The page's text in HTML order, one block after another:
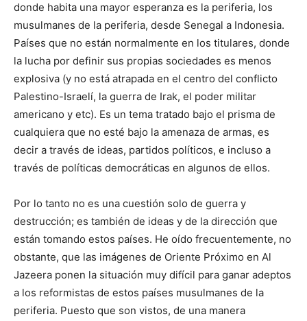
donde habita una mayor esperanza es la periferia, los
musulmanes de la periferia, desde Senegal a Indonesia.
Países que no están normalmente en los titulares, donde
la lucha por definir sus propias sociedades es menos
explosiva (y no está atrapada en el centro del conflicto
Palestino-Israelí, la guerra de Irak, el poder militar
americano y etc). Es un tema tratado bajo el prisma de
cualquiera que no esté bajo la amenaza de armas, es
decir a través de ideas, partidos políticos, e incluso a
través de políticas democráticas en algunos de ellos.
Por lo tanto no es una cuestión solo de guerra y
destrucción; es también de ideas y de la dirección que
están tomando estos países. He oído frecuentemente, no
obstante, que las imágenes de Oriente Próximo en Al
Jazeera ponen la situación muy difícil para ganar adeptos
a los reformistas de estos países musulmanes de la
periferia. Puesto que son vistos, de una manera